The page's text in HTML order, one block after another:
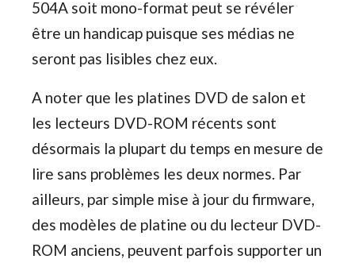
504A soit mono-format peut se révéler
être un handicap puisque ses médias ne
seront pas lisibles chez eux.
A noter que les platines DVD de salon et
les lecteurs DVD-ROM récents sont
désormais la plupart du temps en mesure de
lire sans problèmes les deux normes. Par
ailleurs, par simple mise à jour du firmware,
des modèles de platine ou du lecteur DVD-
ROM anciens, peuvent parfois supporter un